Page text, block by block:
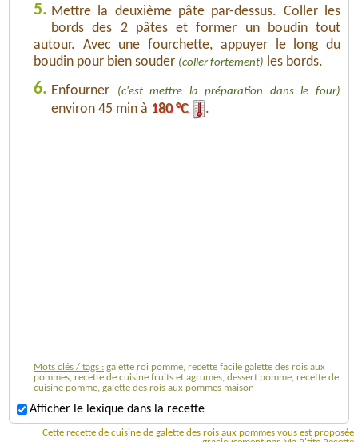
5. Mettre la deuxième pâte par-dessus. Coller les
bords des 2 pâtes et former un boudin tout
autour. Avec une fourchette, appuyer le long du
boudin pour bien souder (coller fortement) les bords.
6. Enfourner (c'est mettre la préparation dans le four)
environ 45 min à 180 °C .
Mots clés / tags : galette roi pomme, recette facile galette des rois aux
pommes, recette de cuisine fruits et agrumes, dessert pomme, recette de
cuisine pomme, galette des rois aux pommes maison
Afficher le lexique dans la recette
Cette recette de cuisine de galette des rois aux pommes vous est proposée